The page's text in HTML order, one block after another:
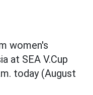
women's
at SEA V.Cup
today (August